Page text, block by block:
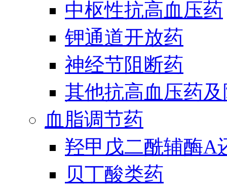
中枢性抗高血压药
钾通道开放药
神经节阻断药
其他抗高血压药
血脂调节药
羟甲戊二酰辅酶A
贝丁酸类药